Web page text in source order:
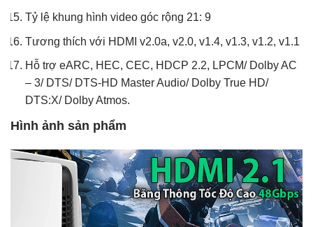
Tỷ lệ khung hình video góc rộng 21: 9
Tương thích với HDMI v2.0a, v2.0, v1.4, v1.3, v1.2, v1.1
Hỗ trợ eARC, HEC, CEC, HDCP 2.2, LPCM/ Dolby AC
– 3/ DTS/ DTS-HD Master Audio/ Dolby True HD/
DTS:X/ Dolby Atmos.
​Hình ảnh sản phẩm